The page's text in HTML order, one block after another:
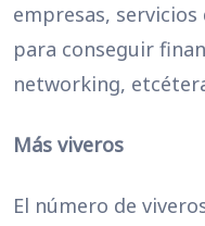
empresas,
para conseguir
networking,
Más viveros
El número de